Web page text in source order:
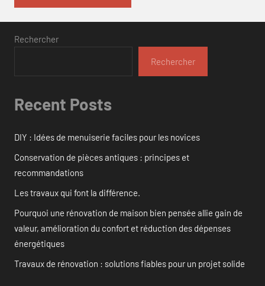
Rechercher
Rechercher
Recent Posts
DIY : Idées de menuiserie faciles pour les novices
Conservation de pièces antiques : principes et
recommandations
Les travaux qui font la différence.
Pourquoi une rénovation de maison bien pensée allie gain de
valeur, amélioration du confort et réduction des dépenses
énergétiques
Travaux de rénovation : solutions fiables pour un projet solide